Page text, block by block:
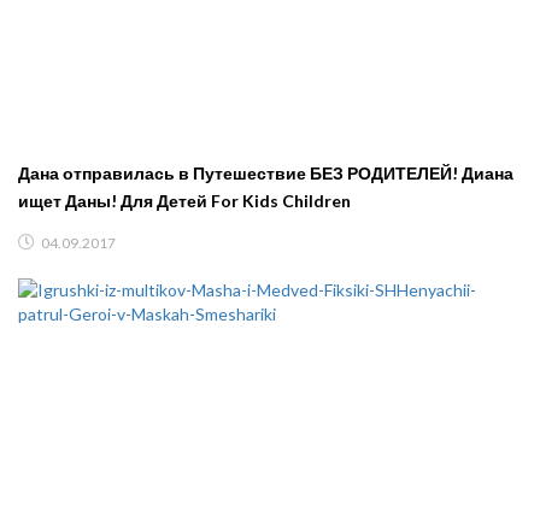
Дана отправилась в Путешествие БЕЗ РОДИТЕЛЕЙ! Диана
ищет Даны! Для Детей For Kids Children
04.09.2017